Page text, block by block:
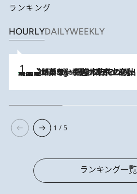
ランキング
HOURLYDAILYWEEKLY
4 Hours Ago
【間違いのない王道・東京土産】資生堂パーラー 銀座本店でのみ出会える銘菓5選《極上プディング・濃厚チーズケーキ・ボンボンショコラほか》
1 / 5
ランキング一覧